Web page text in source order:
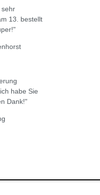
sehr
13. bestellt
habe Sie
Dank!"